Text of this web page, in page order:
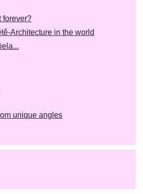
forever?
Architecture in the world
unique angles